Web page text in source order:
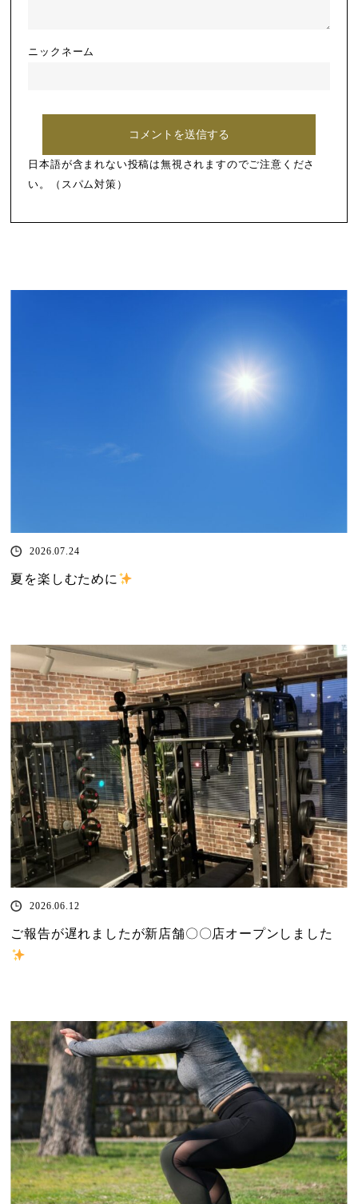
ニックネーム
日本語が含まれない投稿は無視されますのでご注意くださ
い。（スパム対策）
2026.07.24
夏を楽しむために
2026.06.12
ご報告が遅れましたが新店舗〇〇店オープンしました